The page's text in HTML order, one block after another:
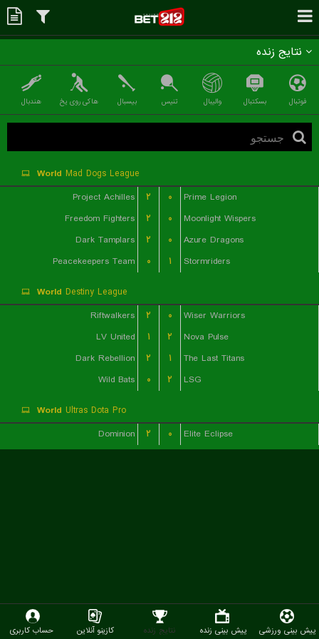
نتایج زنده
فوتبال بسکتبال والیبال تنیس بیسبال هاکی روی یخ هندبال
World Mad Dogs League
Project Achilles
۲ ۰
Prime Legion
Freedom Fighters
۲ ۰
Moonlight Wispers
Dark Tamplars
۲ ۰
Azure Dragons
Peacekeepers Team
۰ ۱ Stormriders
World Destiny League
Riftwalkers
۲ ۰
Wiser Warriors
LV United
۱ ۲
Nova Pulse
Dark Rebellion
۲ ۱
The Last Titans
Wild Bats
۰ ۲ LSG
World Ultras Dota Pro
Dominion
۲ ۰ Elite Eclipse
پیش بینی ورزشی پیش بینی زنده نتایج زنده کازینو آنلاین حساب کاربری